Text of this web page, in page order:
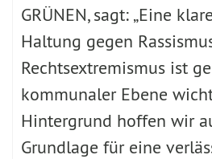
GRÜNEN, sagt: „Eine
Haltung gegen
Rechtsextremismus ist
kommunaler Ebene
Hintergrund hoffen wir
Grundlage für eine